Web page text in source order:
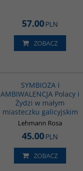
57.00PLN
ZOBACZ
SYMBIOZA I
AMBIWALENCJA Polacy i
Żydzi w małym
miasteczku galicyjskim
Lehmann Rosa
45.00PLN
ZOBACZ